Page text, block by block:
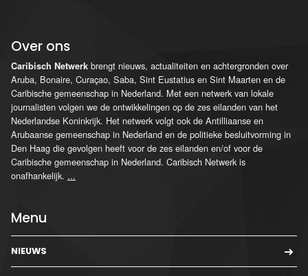
Over ons
Caribisch Netwerk brengt nieuws, actualiteiten en achtergronden over
Aruba, Bonaire, Curaçao, Saba, Sint Eustatius en Sint Maarten en de
Caribische gemeenschap in Nederland. Met een netwerk van lokale
journalisten volgen we de ontwikkelingen op de zes eilanden van het
Nederlandse Koninkrijk. Het netwerk volgt ook de Antilliaanse en
Arubaanse gemeenschap in Nederland en de politieke besluitvorming in
Den Haag die gevolgen heeft voor de zes eilanden en/of voor de
Caribische gemeenschap in Nederland. Caribisch Netwerk is
onafhankelijk. ...
Menu
NIEUWS